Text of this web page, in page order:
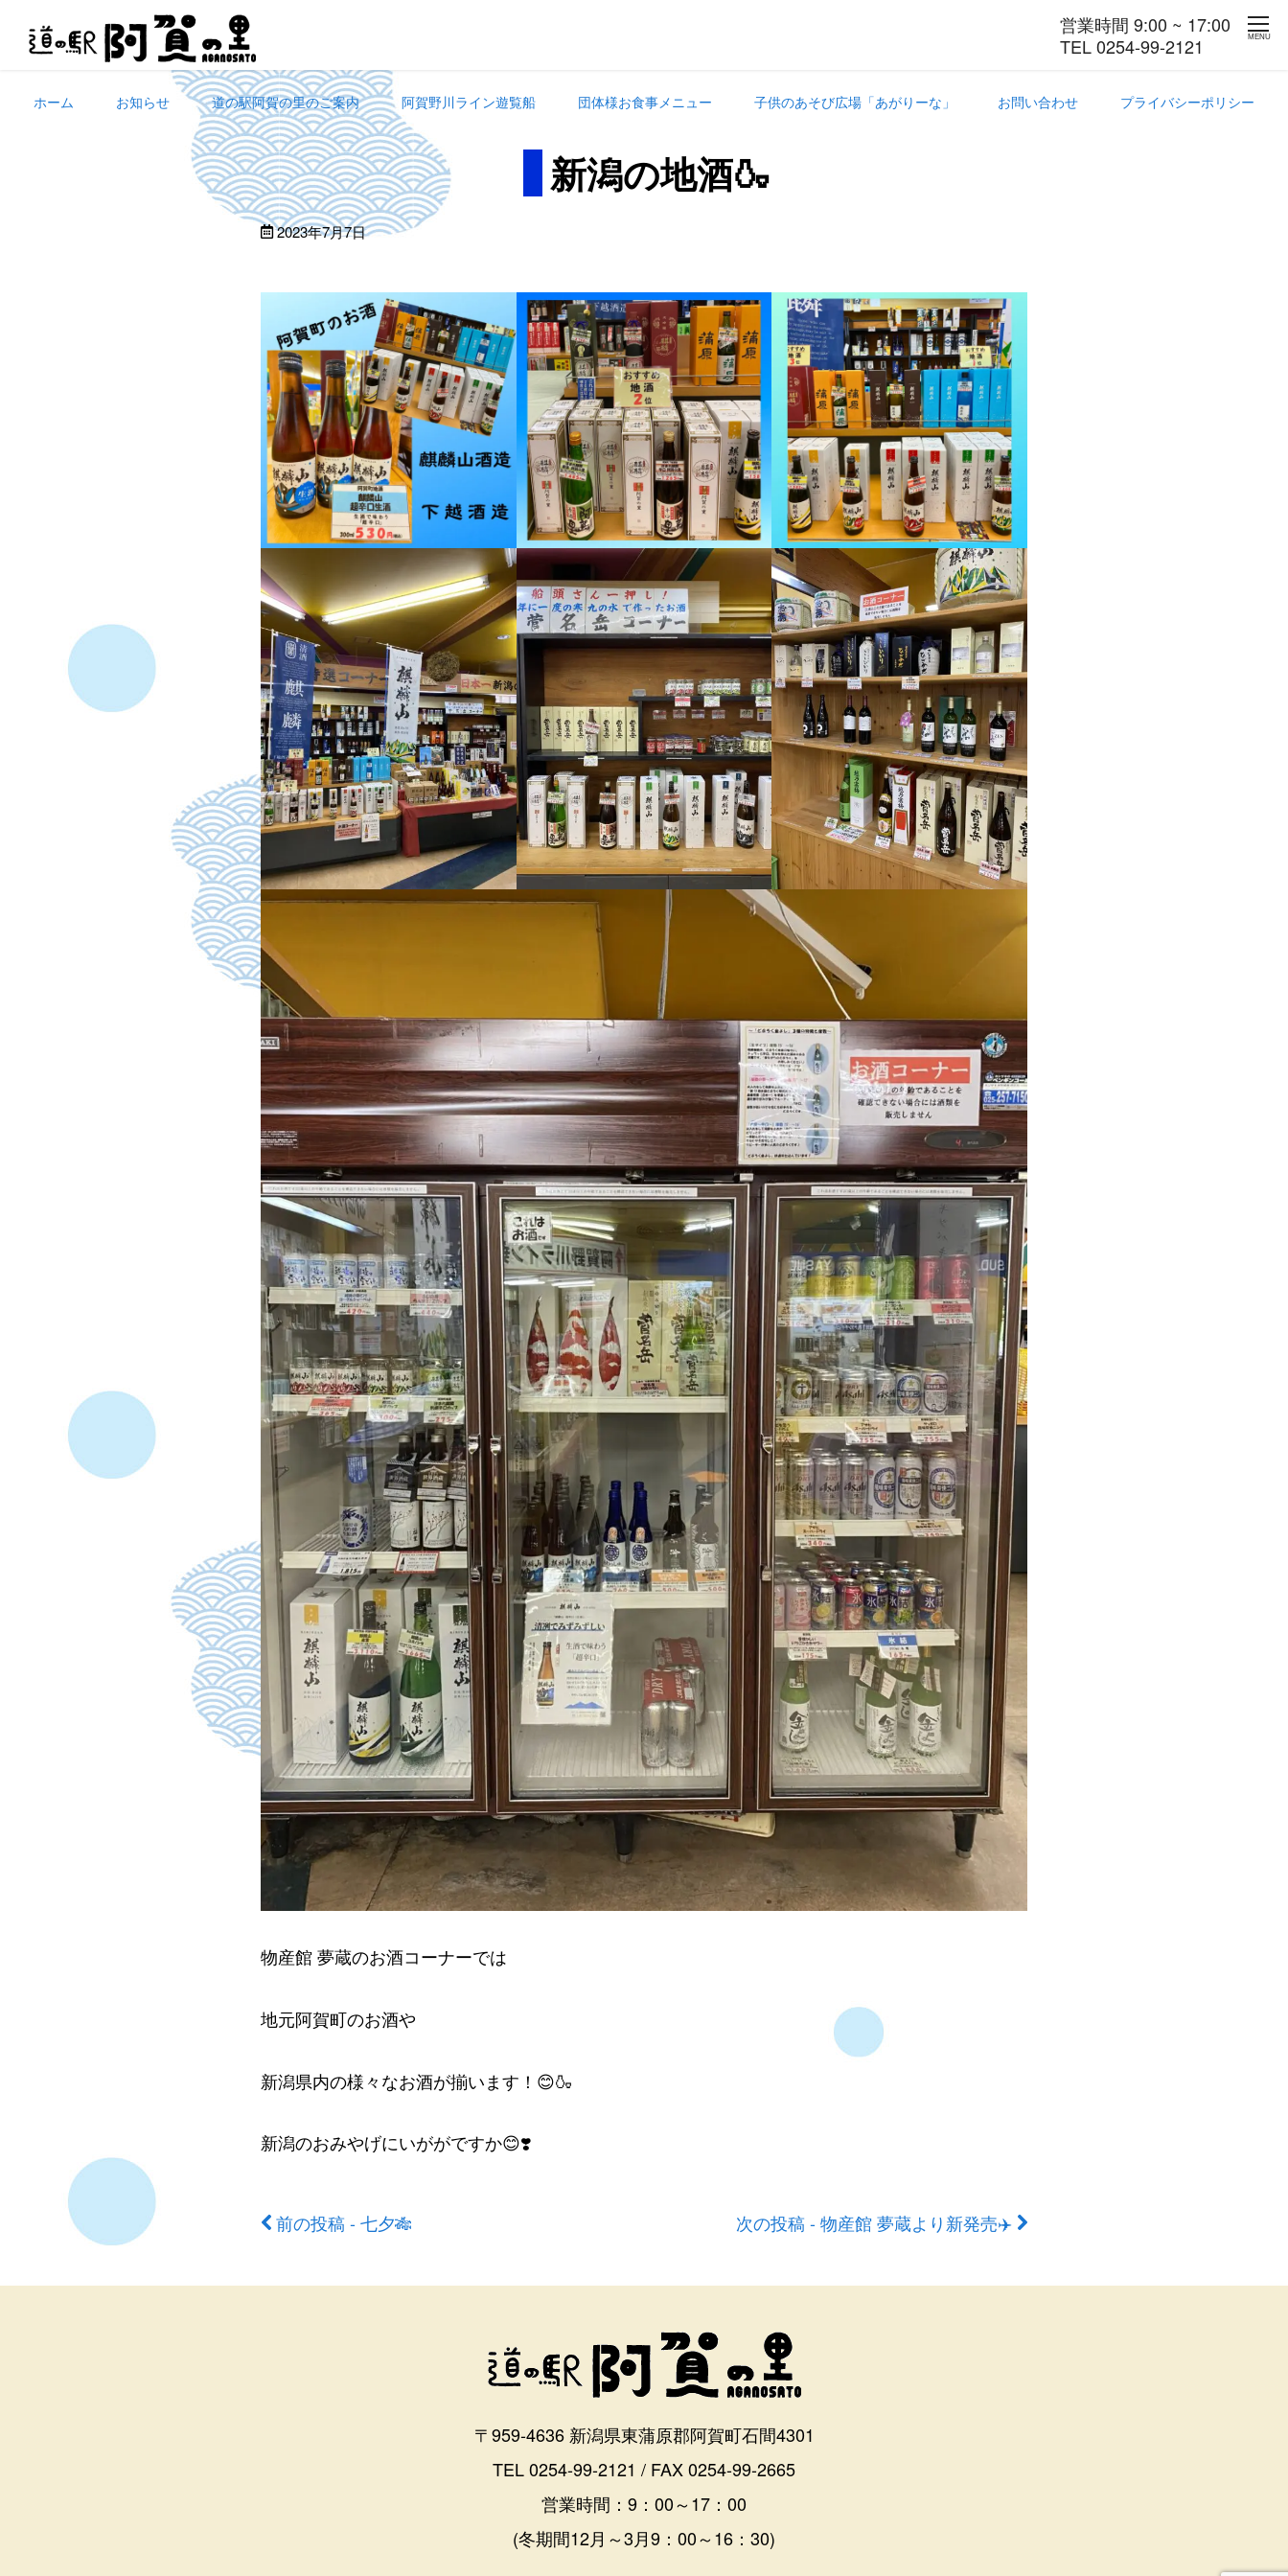
営業時間 9:00 ~ 17:00
TEL 0254-99-2121
MENU
ホーム お知らせ 道の駅阿賀の里のご案内 阿賀野川ライン遊覧船 団体様お食事メニュー 子供のあそび広場「あがりーな」 お問い合わせ プライバシーポリシー
新潟の地酒🍶
2023年7月7日
物産館 夢蔵のお酒コーナーでは
地元阿賀町のお酒や
新潟県内の様々なお酒が揃います！😊🍶
新潟のおみやげにいががですか😊❣️
前
後
前の投稿 - 七夕🎋 次の投稿 - 物産館 夢蔵より新発売✈️
〒959-4636 新潟県東蒲原郡阿賀町石間4301
TEL 0254-99-2121 / FAX 0254-99-2665
営業時間：9：00～17：00
(冬期間12月～3月9：00～16：30)